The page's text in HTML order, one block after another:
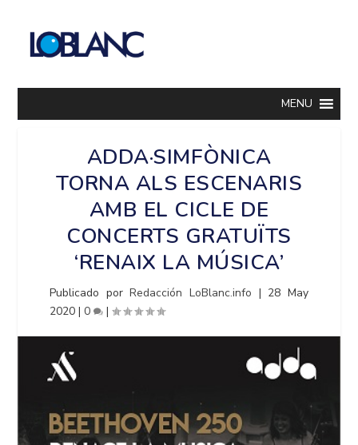
MENU
ADDA·SIMFÒNICA
TORNA ALS ESCENARIS
AMB EL CICLE DE
CONCERTS GRATUÏTS
‘RENAIX LA MÚSICA’
Publicado porRedacción LoBlanc.info | 28 May
2020 |0 |